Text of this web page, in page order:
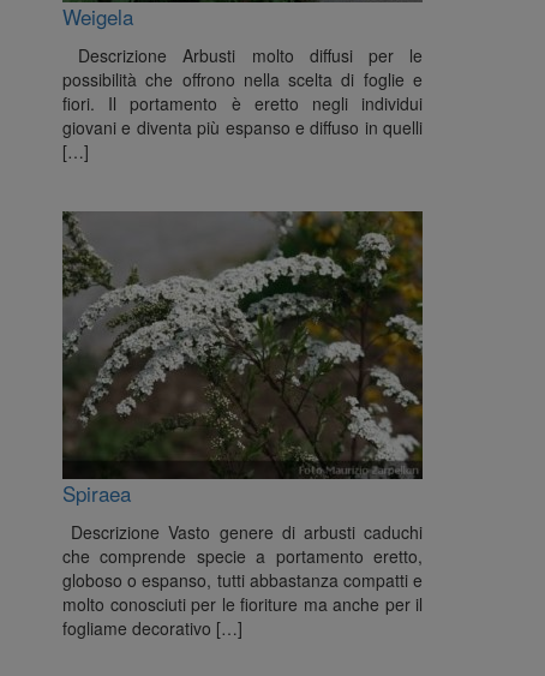
Weigela
Descrizione Arbusti molto diffusi per le
possibilità che offrono nella scelta di foglie e
fiori. Il portamento è eretto negli individui
giovani e diventa più espanso e diffuso in quelli
[…]
Spiraea
Descrizione Vasto genere di arbusti caduchi
che comprende specie a portamento eretto,
globoso o espanso, tutti abbastanza compatti e
molto conosciuti per le fioriture ma anche per il
fogliame decorativo […]